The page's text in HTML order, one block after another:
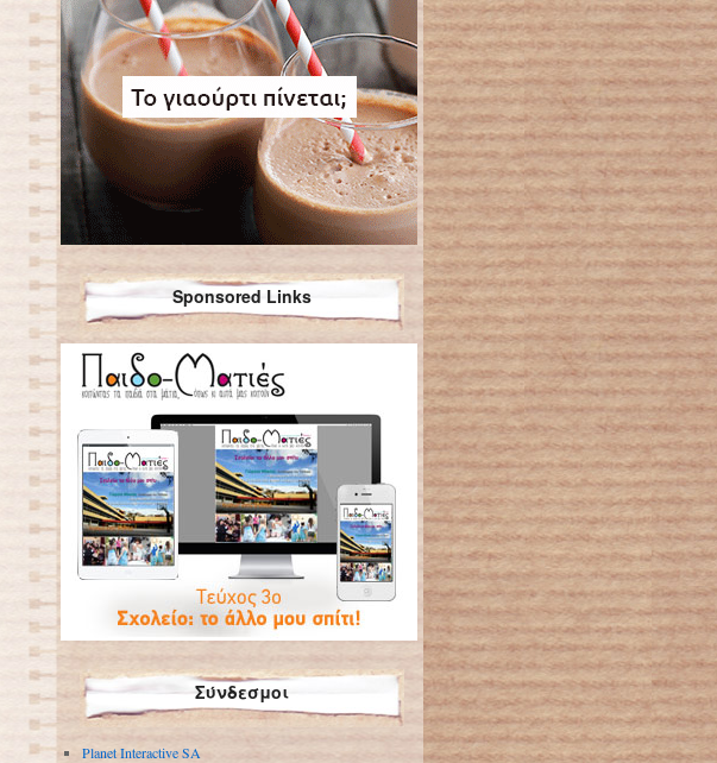
Sponsored Links
Σύνδεσμοι
Planet Interactive SA